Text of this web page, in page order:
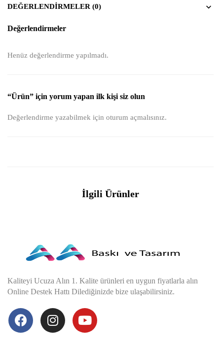
DEĞERLENDIRMELER (0)
Değerlendirmeler
Henüz değerlendirme yapılmadı.
“Ürün” için yorum yapan ilk kişi siz olun
Değerlendirme yazabilmek için oturum açmalısınız.
İlgili Ürünler
Kaliteyi Ucuza Alın 1. Kalite ürünleri en uygun fiyatlarla alın
Online Destek Hattı Dilediğinizde bize ulaşabilirsiniz.